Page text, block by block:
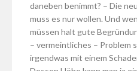
daneben benimmt? – Die
muss es nur wollen. Und
müssen halt gute
– vermeintliches – Problem
irgendwas mit einem